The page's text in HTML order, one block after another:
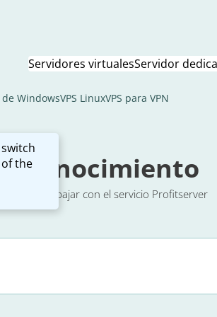
the
Servidores virtualesServidor
de WindowsVPS LinuxVPS para VPN
Conocimiento
para trabajar con el servicio Profitserver